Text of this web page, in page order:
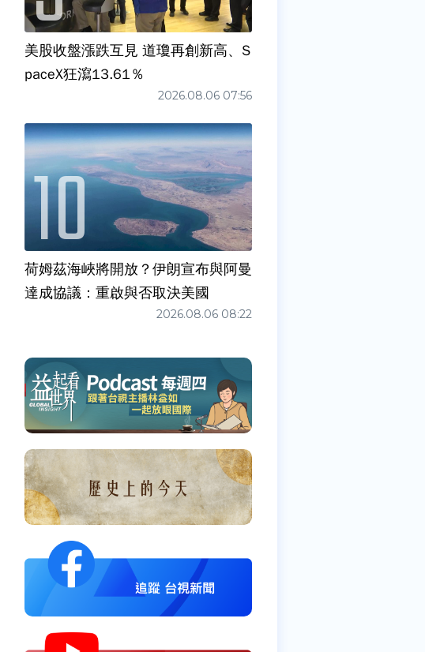
美股收盤漲跌互見 道瓊再創新高、S
paceX狂瀉13.61％
2026.08.06 07:56
荷姆茲海峽將開放？伊朗宣布與阿曼
達成協議：重啟與否取決美國
2026.08.06 08:22